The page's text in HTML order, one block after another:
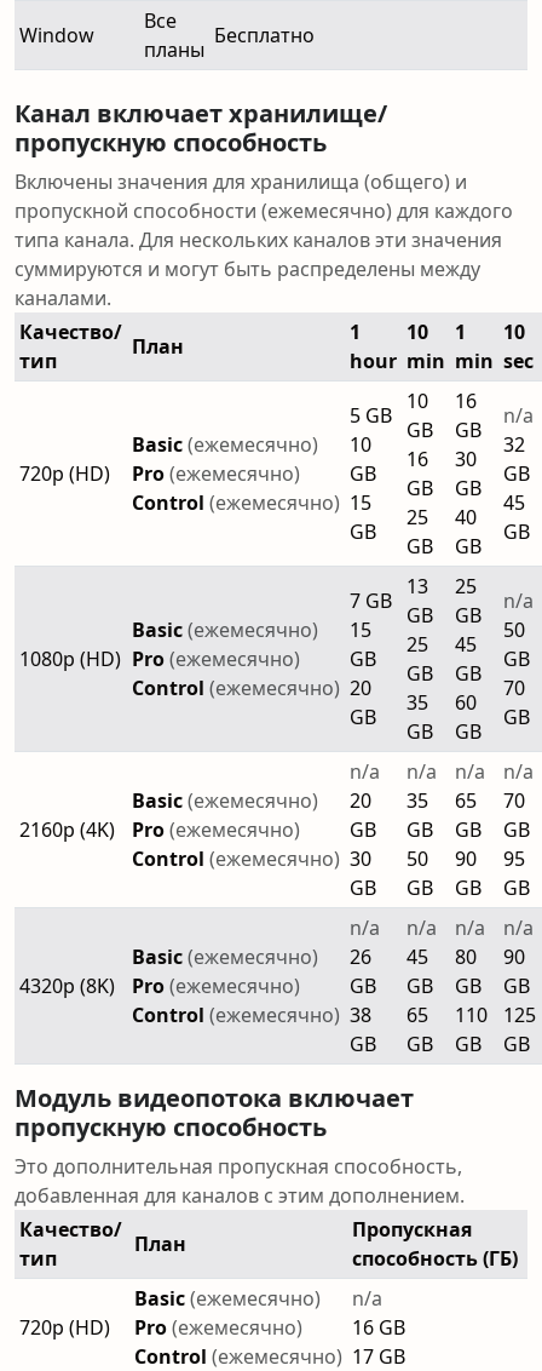
Window
Все
планы
Бесплатно
Канал включает хранилище/
пропускную способность
Включены значения для хранилища (общего) и
пропускной способности (ежемесячно) для каждого
типа канала. Для нескольких каналов эти значения
суммируются и могут быть распределены между
каналами.
Качество/
тип
План
1
hour
10
min
1
min
10
sec
720p (HD)
Basic(ежемесячно)
Pro(ежемесячно)
Control (ежемесячно)
5 GB
10
GB
15
GB
10
GB
16
GB
25
GB
16
GB
30
GB
40
GB
n/a
32
GB
45
GB
1080p (HD)
Basic(ежемесячно)
Pro(ежемесячно)
Control (ежемесячно)
7 GB
15
GB
20
GB
13
GB
25
GB
35
GB
25
GB
45
GB
60
GB
n/a
50
GB
70
GB
2160p (4K)
Basic(ежемесячно)
Pro(ежемесячно)
Control (ежемесячно)
n/a
20
GB
30
GB
n/a
35
GB
50
GB
n/a
65
GB
90
GB
n/a
70
GB
95
GB
4320p (8K)
Basic(ежемесячно)
Pro(ежемесячно)
Control (ежемесячно)
n/a
26
GB
38
GB
n/a
45
GB
65
GB
n/a
80
GB
110
GB
n/a
90
GB
125
GB
Модуль видеопотока включает
пропускную способность
Это дополнительная пропускная способность,
добавленная для каналов с этим дополнением.
Качество/
тип
План
Пропускная
способность (ГБ)
720p (HD)
Basic(ежемесячно)
Pro(ежемесячно)
Control (ежемесячно)
n/a
16 GB
17 GB